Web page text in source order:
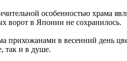
особенностью храма
ворот в Японии не сохранилось.
в весенний день
так и в душе.